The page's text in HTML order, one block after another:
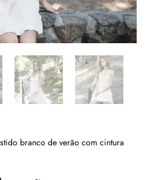
branco de verão com cintura